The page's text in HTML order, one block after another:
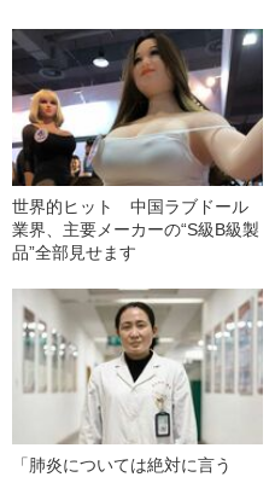
世界的ヒット 中国ラブドール
業界、主要メーカーの“S級B級製
品”全部見せます
「肺炎については絶対に言う